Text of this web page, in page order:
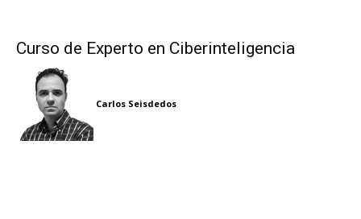
Curso de Experto en Ciberinteligencia
Carlos Seisdedos